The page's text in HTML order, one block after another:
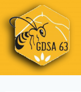
to
content